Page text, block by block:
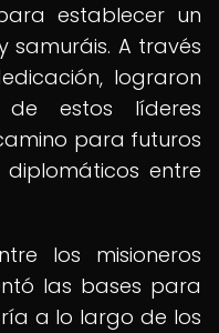
establecer un
samuráis. A través
lograron
estos líderes
para futuros
entre
los misioneros
las bases para
a lo largo de los